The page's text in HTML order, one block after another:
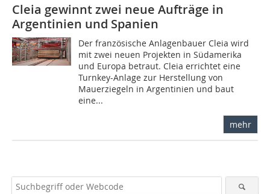
Cleia gewinnt zwei neue Aufträge in
Argentinien und Spanien
Der französische Anlagenbauer Cleia wird
mit zwei neuen Projekten in Südamerika
und Europa betraut. Cleia errichtet eine
Turnkey-Anlage zur Herstellung von
Mauerziegeln in Argentinien und baut
eine...
mehr